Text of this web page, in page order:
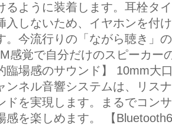
るように装着します。耳栓タ
入しないため、イヤホンを付
。今流行りの「ながら聴き」
感覚で自分だけのスピーカー
臨場感のサウンド】 10mm大
ンネル音響システムは、リス
ドを実現します。まるでコン
感を楽しめます。 【